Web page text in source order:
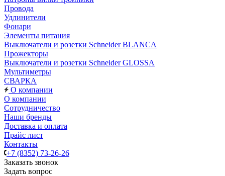
Провода
Удлинители
Фонари
Элементы питания
Выключатели и розетки Schneider BLANCA
Прожекторы
Выключатели и розетки Schneider GLOSSA
Мультиметры
СВАРКА
О компании
О компании
Сотрудничество
Наши бренды
Доставка и оплата
Прайс лист
Контакты
+7 (8352) 73-26-26
Заказать звонок
Задать вопрос